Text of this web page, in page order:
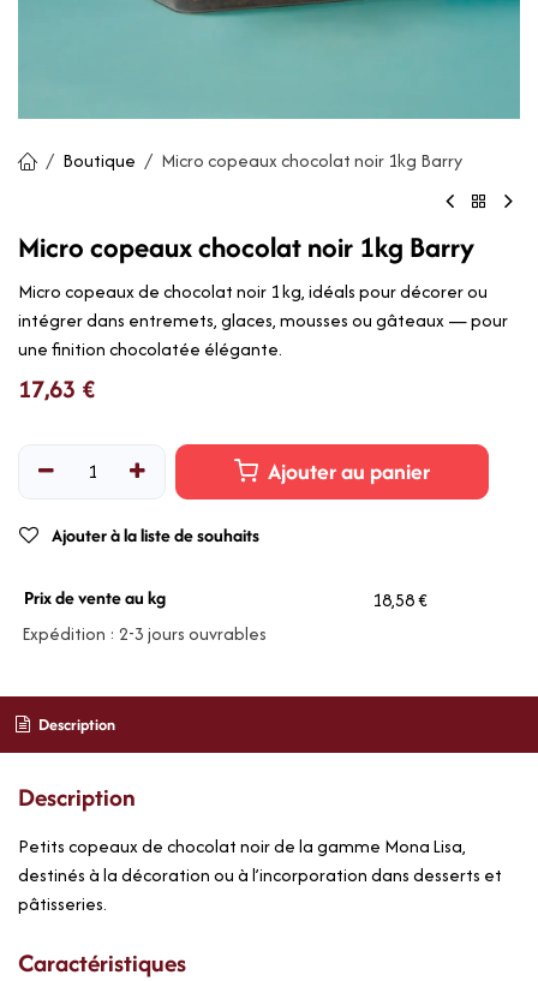
Boutique Micro copeaux chocolat noir 1kg Barry
Micro copeaux chocolat noir 1kg Barry
Micro copeaux de chocolat noir 1 kg, idéals pour décorer ou
intégrer dans entremets, glaces, mousses ou gâteaux — pour
une finition chocolatée élégante.
17,63 €
Ajouter au panier
Ajouter à la liste de souhaits
Prix de vente au kg
18,58 €
Expédition : 2-3 jours ouvrables
Description
Description
Petits copeaux de chocolat noir de la gamme Mona Lisa,
destinés à la décoration ou à l’incorporation dans desserts et
pâtisseries.
Caractéristiques